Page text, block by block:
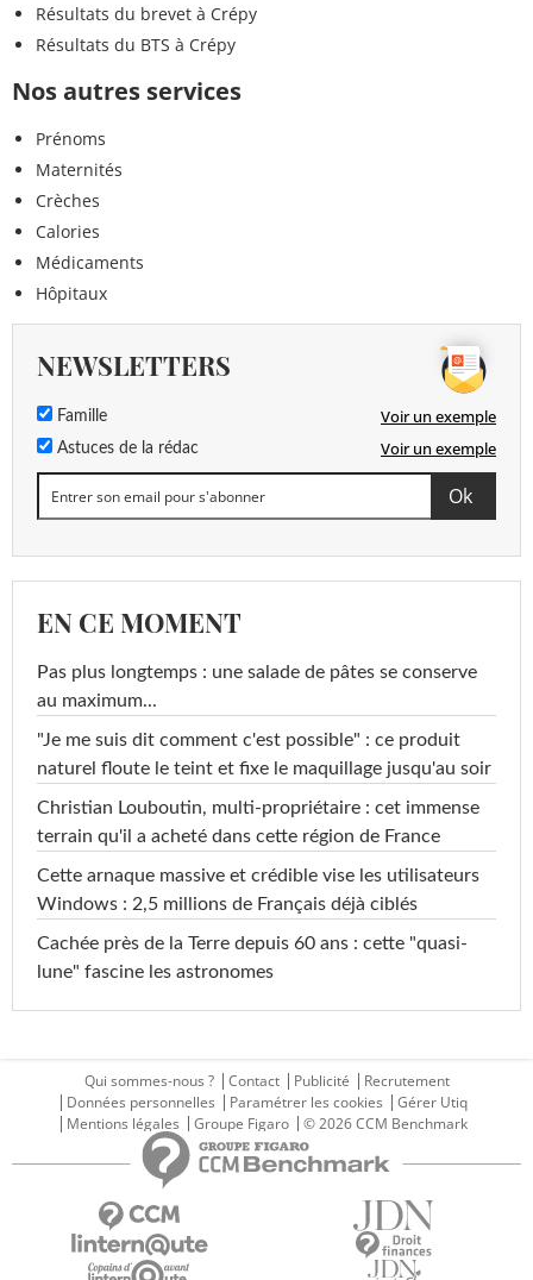
Résultats du brevet à Crépy
Résultats du BTS à Crépy
Nos autres services
Prénoms
Maternités
Crèches
Calories
Médicaments
Hôpitaux
NEWSLETTERS
Famille Voir un exemple
Astuces de la rédac Voir un exemple
EN CE MOMENT
Pas plus longtemps : une salade de pâtes se conserve
au maximum...
"Je me suis dit comment c'est possible" : ce produit
naturel floute le teint et fixe le maquillage jusqu'au soir
Christian Louboutin, multi-propriétaire : cet immense
terrain qu'il a acheté dans cette région de France
Cette arnaque massive et crédible vise les utilisateurs
Windows : 2,5 millions de Français déjà ciblés
Cachée près de la Terre depuis 60 ans : cette "quasi-
lune" fascine les astronomes
Qui sommes-nous ? Contact Publicité
Recrutement
Données personnelles
Paramétrer les cookies
Gérer Utiq
Mentions légales
Groupe Figaro © 2026 CCM Benchmark